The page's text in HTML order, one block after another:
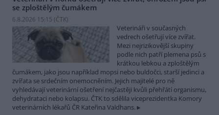
se zploštělým čumákem
6.8.2026 15:15 (ČTK)
Veterináři v současných
vedrech ošetřují více zvířat.
Mezi nejrizikovější skupiny
podle nich patří plemena psů s
krátkou lebkou a zploštělým
čumákem, jako jsou například mopsi nebo buldočci, starší jedinci a
zvířata se srdečním onemocněním. Jejich majitelé pro ně
vyhledávají veterinární ošetření nejčastěji kvůli přehřátí organismu,
dehydrataci nebo kolapsu. ČTK to sdělila viceprezidentka Komory
veterinárních lékařů ČR Kateřina Valdhans.